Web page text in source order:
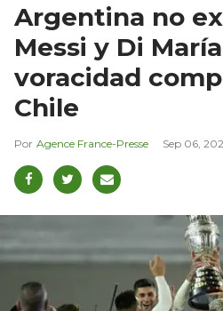
Argentina no
Messi y Di
voracidad
Chile
Agence France-Presse Sep 06,